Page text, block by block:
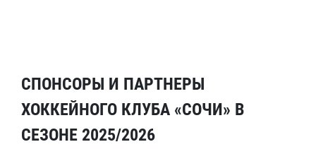
СПОНСОРЫ И ПАРТНЕРЫ
ХОККЕЙНОГО КЛУБА «СОЧИ» В
СЕЗОНЕ 2025/2026